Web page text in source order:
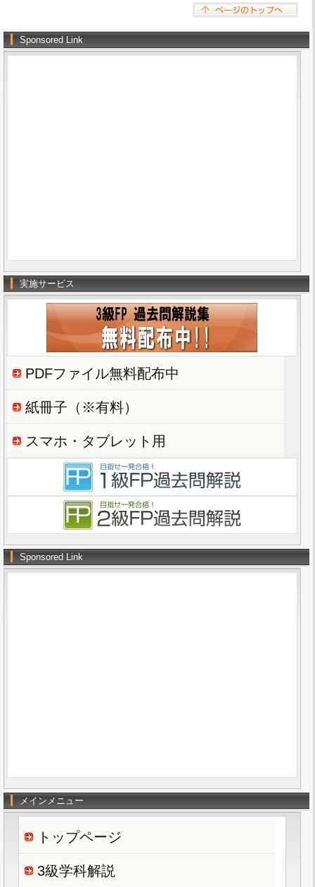
Sponsored Link
実施サービス
PDFファイル無料配布中
紙冊子（※有料）
スマホ・タブレット用
Sponsored Link
メインメニュー
トップページ
3級学科解説